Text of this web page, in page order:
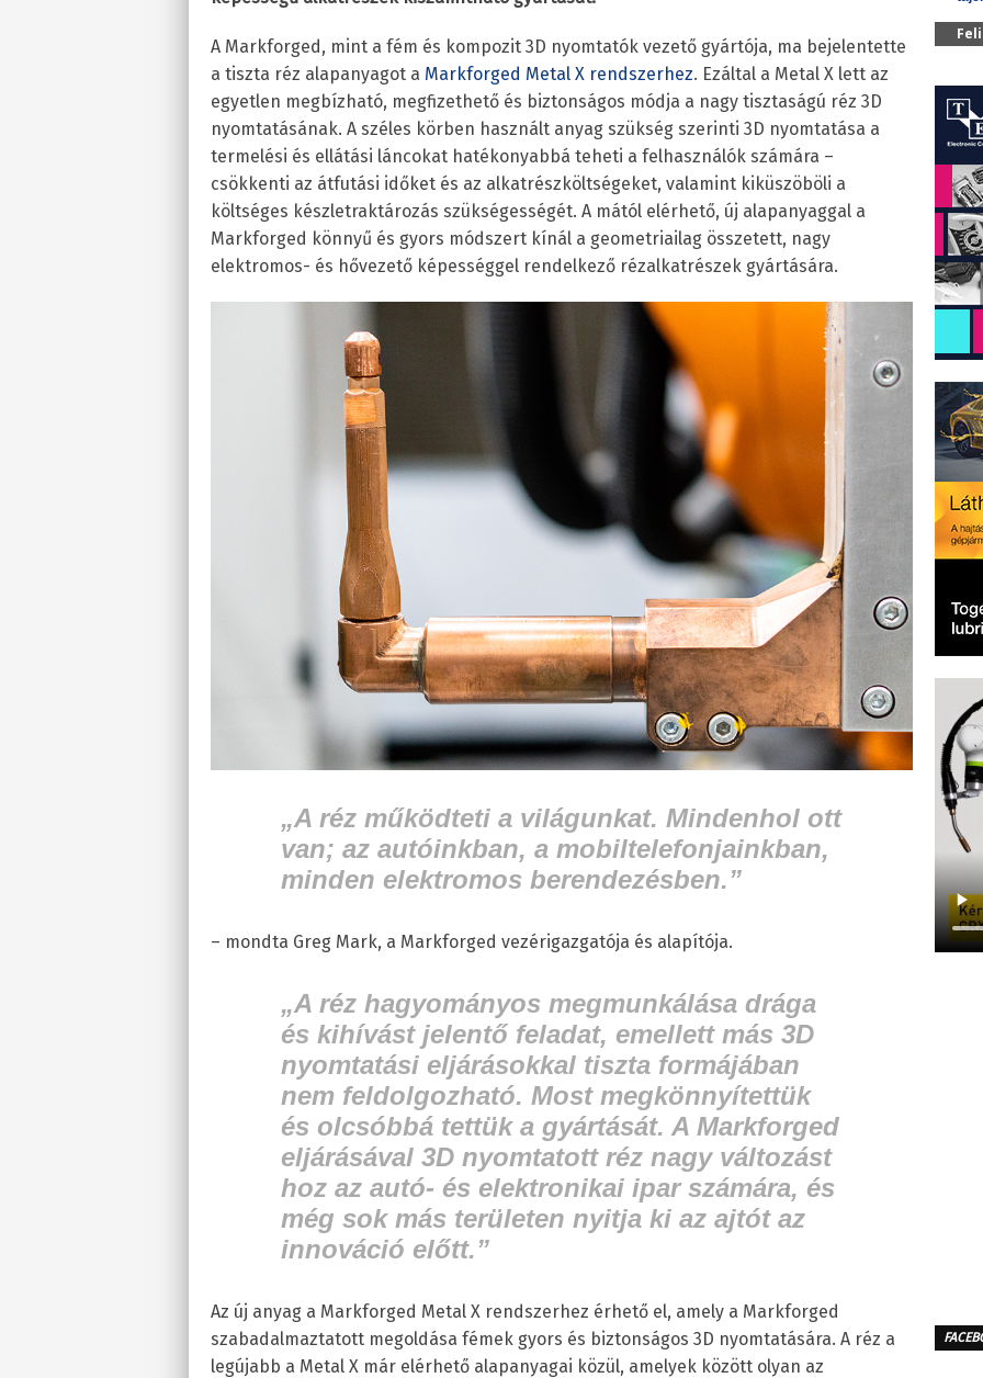
A Markforged, mint a fém és kompozit 3D nyomtatók vezető gyártója, ma bejelentette
a tiszta réz alapanyagot a Markforged Metal X rendszerhez. Ezáltal a Metal X lett az
egyetlen megbízható, megfizethető és biztonságos módja a nagy tisztaságú réz 3D
nyomtatásának. A széles körben használt anyag szükség szerinti 3D nyomtatása a
termelési és ellátási láncokat hatékonyabbá teheti a felhasználók számára –
csökkenti az átfutási időket és az alkatrészköltségeket, valamint kiküszöböli a
költséges készletraktározás szükségességét. A mától elérhető, új alapanyaggal a
Markforged könnyű és gyors módszert kínál a geometriailag összetett, nagy
elektromos- és hővezető képességgel rendelkező rézalkatrészek gyártására.
„A réz működteti a világunkat. Mindenhol ott
van; az autóinkban, a mobiltelefonjainkban,
minden elektromos berendezésben.”
– mondta Greg Mark, a Markforged vezérigazgatója és alapítója.
„A réz hagyományos megmunkálása drága
és kihívást jelentő feladat, emellett más 3D
nyomtatási eljárásokkal tiszta formájában
nem feldolgozható. Most megkönnyítettük
és olcsóbbá tettük a gyártását. A Markforged
eljárásával 3D nyomtatott réz nagy változást
hoz az autó- és elektronikai ipar számára, és
még sok más területen nyitja ki az ajtót az
innováció előtt.”
Az új anyag a Markforged Metal X rendszerhez érhető el, amely a Markforged
szabadalmaztatott megoldása fémek gyors és biztonságos 3D nyomtatására. A réz a
legújabb a Metal X már elérhető alapanyagai közül, amelyek között olyan az